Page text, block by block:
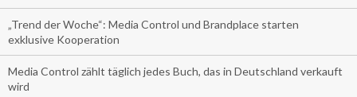
„Trend der Woche“: Media Control und Brandplace starten
exklusive Kooperation
Media Control zählt täglich jedes Buch, das in Deutschland verkauft
wird